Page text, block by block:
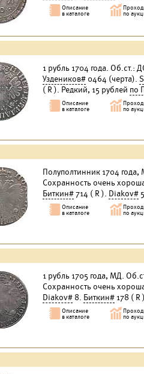
1 рубль 1704 года. Об.ст.:
Уздеников# 0464 (черта).
( R ). Редкий, 15 рублей по
Полуполтинник 1704
Сохранность очень
Биткин#714 ( R ). Diakov#
1 рубль 1705 года, МД.
Сохранность очень
Diakov# 8. Биткин# 178 (